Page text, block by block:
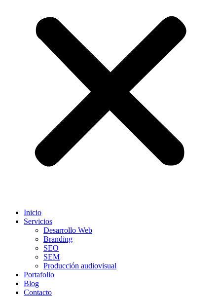
Inicio
Servicios
Desarrollo Web
Branding
SEO
SEM
Producción audiovisual
Portafolio
Blog
Contacto